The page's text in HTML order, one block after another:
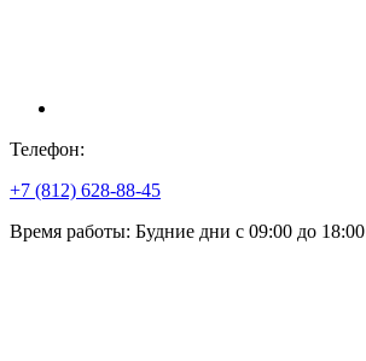
Телефон:
+7 (812) 628-88-45
Время работы: Будние дни с 09:00 до 18:00